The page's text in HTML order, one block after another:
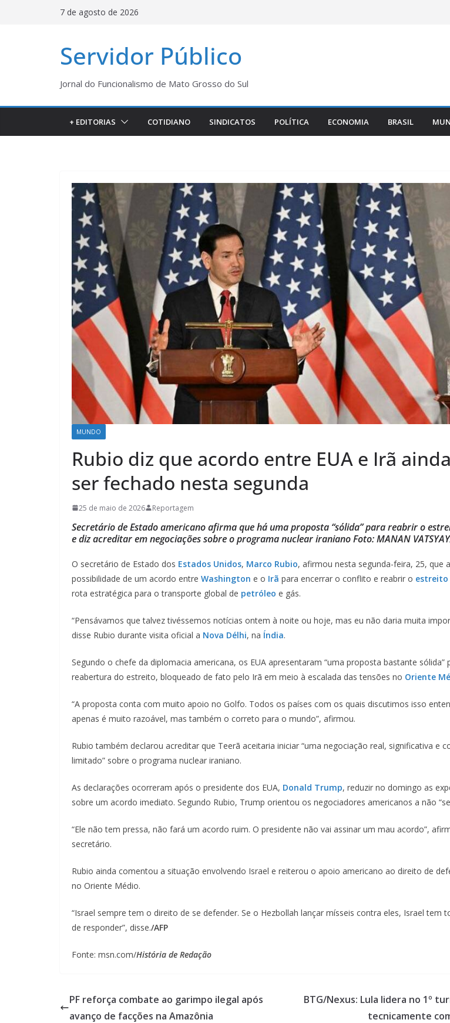
7 de agosto de 2026
Servidor Público
Jornal do Funcionalismo de Mato Grosso do Sul
+ EDITORIAS COTIDIANO SINDICATOS POLÍTICA ECONOMIA BRASIL
MUNDO
Rubio diz que acordo entre EUA e Irã
ser fechado nesta segunda
25 de maio de 2026 Reportagem
Secretário de Estado americano afirma que há uma proposta “sólida” para reabrir o
e diz acreditar em negociações sobre o programa nuclear iraniano Foto: MANAN
O secretário de Estado dos Estados Unidos, Marco Rubio, afirmou nesta segunda-feira, 25, que
possibilidade de um acordo entre Washington e o Irã para encerrar o conflito e reabrir o estreito
rota estratégica para o transporte global de petróleo e gás.
“Pensávamos que talvez tivéssemos notícias ontem à noite ou hoje, mas eu não daria muita
disse Rubio durante visita oficial a Nova Délhi, na Índia.
Segundo o chefe da diplomacia americana, os EUA apresentaram “uma proposta bastante sólida”
reabertura do estreito, bloqueado de fato pelo Irã em meio à escalada das tensões no Oriente
“A proposta conta com muito apoio no Golfo. Todos os países com os quais discutimos isso
apenas é muito razoável, mas também o correto para o mundo”, afirmou.
Rubio também declarou acreditar que Teerã aceitaria iniciar “uma negociação real, significativa e
limitado” sobre o programa nuclear iraniano.
As declarações ocorreram após o presidente dos EUA, Donald Trump, reduzir no domingo as
sobre um acordo imediato. Segundo Rubio, Trump orientou os negociadores americanos a não
“Ele não tem pressa, não fará um acordo ruim. O presidente não vai assinar um mau acordo”,
secretário.
Rubio ainda comentou a situação envolvendo Israel e reiterou o apoio americano ao direito de
no Oriente Médio.
“Israel sempre tem o direito de se defender. Se o Hezbollah lançar mísseis contra eles, Israel tem
de responder”, disse./AFP
Fonte: msn.com/História de Redação
PF reforça combate ao garimpo ilegal após
avanço de facções na Amazônia
BTG/Nexus: Lula lidera no 1º
tecnicamente